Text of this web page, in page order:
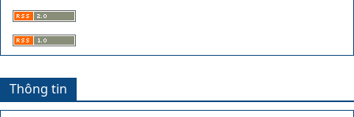
Thông tin